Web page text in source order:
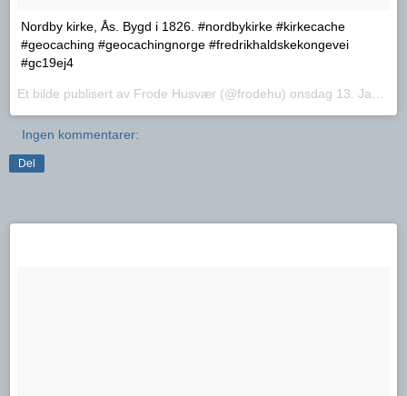
Nordby kirke, Ås. Bygd i 1826. #nordbykirke #kirkecache
#geocaching #geocachingnorge #fredrikhaldskekongevei
#gc19ej4
Et bilde publisert av Frode Husvær (@frodehu) onsdag 13. Jan.. 2016 PST
Ingen kommentarer:
Del